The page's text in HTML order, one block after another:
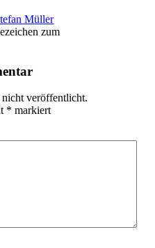
Müller
zum
veröffentlicht.
* markiert